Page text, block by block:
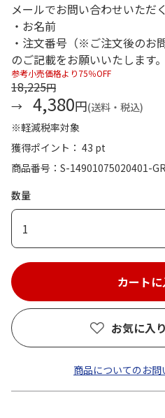
メールでお問い合わせいただ
・お名前
・注文番号（※ご注文後のお
のご記載をお願いいたします。
参考小売価格より75％OFF
18,225円
4,380円(送料・税込)
※軽減税率対象
獲得ポイント： 43 pt
商品番号
S-14901075020401-
数量
1
お気に入
商品についてのお